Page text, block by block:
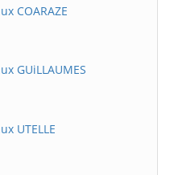
COARAZE
GUiLLAUMES
UTELLE